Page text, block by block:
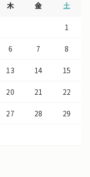
木 金 土
1
6 7 8
13 14 15
20 21 22
27 28 29